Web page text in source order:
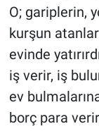
O; gariplerin,
kurşun
evinde
iş verir, iş
ev
borç para